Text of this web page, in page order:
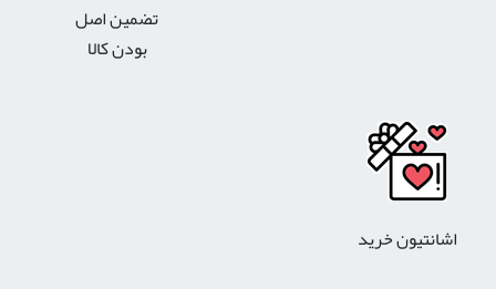
تضمین اصل
بودن کالا
اشانتیون خرید